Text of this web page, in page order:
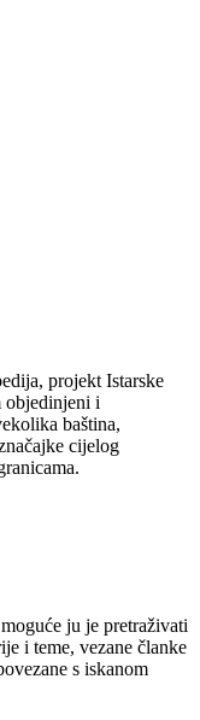
projekt Istarske
objedinjeni i
baština,
cijelog
ju je pretraživati
i teme, vezane članke
s iskanom